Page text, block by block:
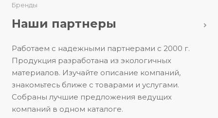
Бренды
Наши партнеры
Работаем с надежными партнерами с 2000 г.
Продукция разработана из экологичных
материалов. Изучайте описание компаний,
знакомьтесь ближе с товарами и услугами.
Собраны лучшие предложения ведущих
компаний в одном каталоге.